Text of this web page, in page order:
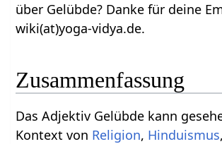
über Gelübde? Danke für deine
wiki(at)yoga-vidya.de.
Zusammenfassung
Das Adjektiv Gelübde kann
Kontext von Religion, Hinduismus,